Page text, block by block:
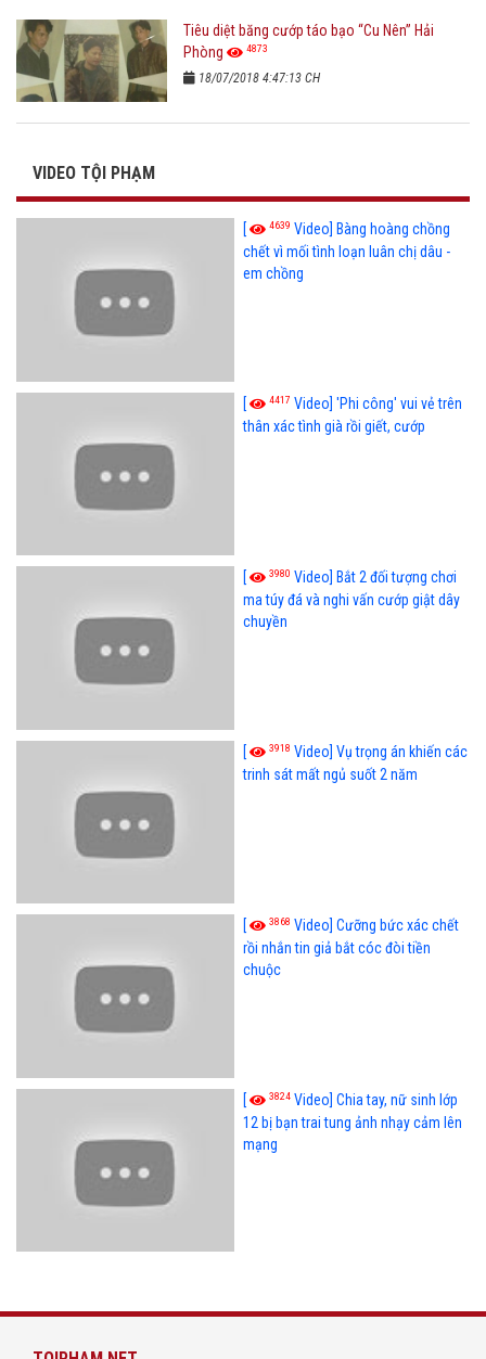
Tiêu diệt băng cướp táo bạo “Cu Nên” Hải
Phòng
4873
18/07/2018 4:47:13 CH
VIDEO TỘI PHẠM
[ 4639 Video] Bàng hoàng chồng
chết vì mối tình loạn luân chị dâu -
em chồng
[ 4417 Video] 'Phi công' vui vẻ trên
thân xác tình già rồi giết, cướp
[ 3980 Video] Bắt 2 đối tượng chơi
ma túy đá và nghi vấn cướp giật dây
chuyền
[ 3918 Video] Vụ trọng án khiến các
trinh sát mất ngủ suốt 2 năm
[ 3868 Video] Cưỡng bức xác chết
rồi nhắn tin giả bắt cóc đòi tiền
chuộc
[ 3824 Video] Chia tay, nữ sinh lớp
12 bị bạn trai tung ảnh nhạy cảm lên
mạng